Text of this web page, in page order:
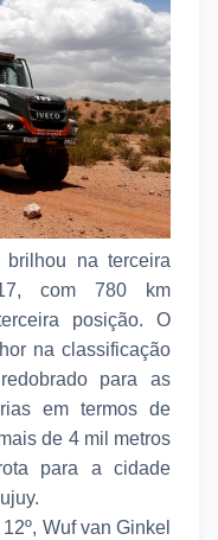
na terceira
com 780 km
posição. O
na classificação
para as
em termos de
de 4 mil metros
para a cidade
Wuf van Ginkel